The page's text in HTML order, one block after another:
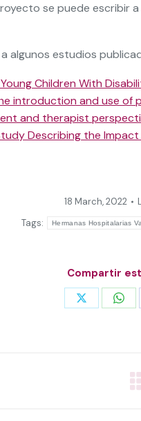
se puede escribir a
algunos estudios
Children With
introduction and use of
and therapist
Describing the
18 March, 2022
Tags:
Hermanas Hospitalarias
Compartir
Share